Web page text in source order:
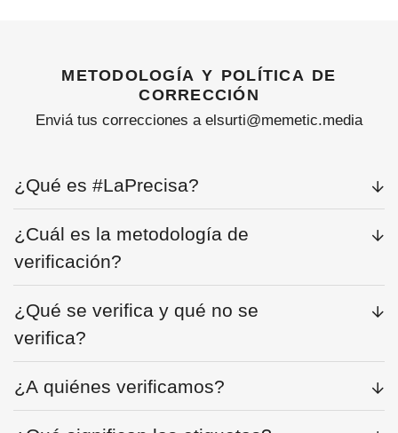
metodología y política de
corrección
Enviá tus correcciones a elsurti@memetic.media
¿Qué es #LaPrecisa?
¿Cuál es la metodología de
verificación?
¿Qué se verifica y qué no se
verifica?
¿A quiénes verificamos?